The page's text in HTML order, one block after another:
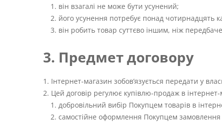
він взагалі не може бути усунений;
його усунення потребує понад чотирнадцять
він робить товар суттєво іншим, ніж
3. Предмет договору
Інтернет-магазин зобов’язується передати у
Цей договір регулює купівлю-продаж в інтернет-
добровільний вибір Покупцем товарів в
самостійне оформлення Покупцем замовлення